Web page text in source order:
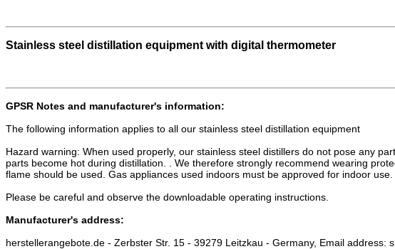
Stainless steel distillation equipment with digital thermometer
GPSR Notes and manufacturer's information:
The following information applies to all our stainless steel distillation equipment
Hazard warning: When used properly, our stainless steel distillers do not pose any
parts become hot during distillation. . We therefore strongly recommend wearing
flame should be used. Gas appliances used indoors must be approved for indoor use.
Please be careful and observe the downloadable operating instructions.
Manufacturer's address:
herstellerangebote.de - Zerbster Str. 15 - 39279 Leitzkau - Germany, Email address: